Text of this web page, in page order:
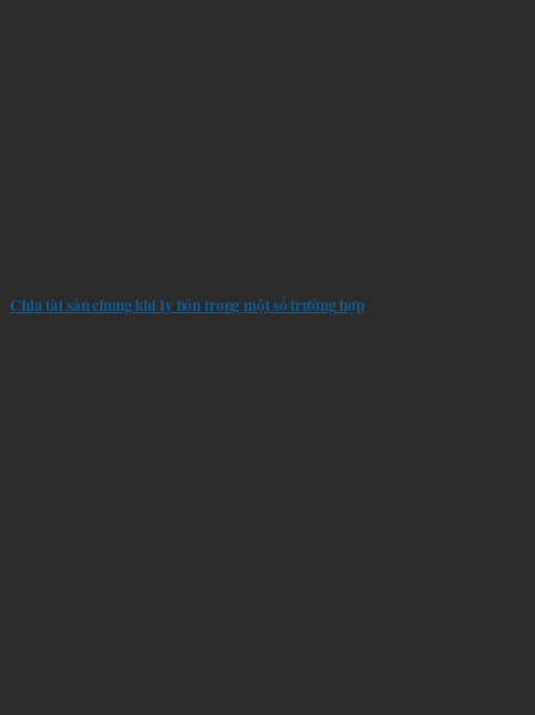
Chia tài sản chung khi ly hôn trong một số trường hợp